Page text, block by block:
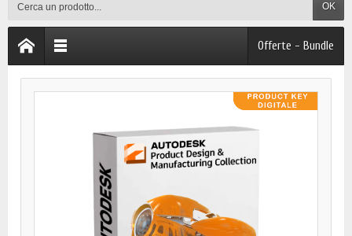
OK
Offerte - Bundle